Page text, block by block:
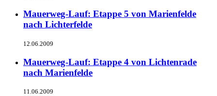
Mauerweg-Lauf: Etappe 5 von Marienfelde
nach Lichterfelde
12.06.2009
Mauerweg-Lauf: Etappe 4 von Lichtenrade
nach Marienfelde
11.06.2009